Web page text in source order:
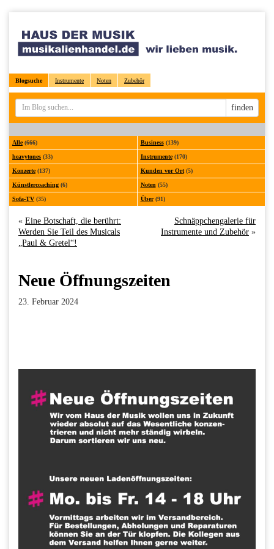
Blogsuche Instrumente Noten Zubehör
Sucheingabe
finden
Alle(666) Business(139)
heavytones (33) Instrumente(170)
Konzerte(137) Kunden vor Ort(5)
Künstlercoaching (6) Noten (55)
Sofa-TV (35) Über(91)
« Eine Botschaft, die berührt:
Werden Sie Teil des Musicals
„Paul & Gretel“!
Schnäppchengalerie für
Instrumente und Zubehör »
Neue Öffnungszeiten
23. Februar 2024